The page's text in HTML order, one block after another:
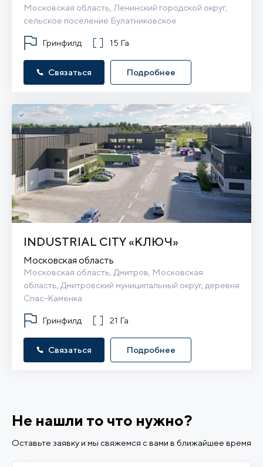
Московская область, Ленинский городской округ,
сельское поселение Булатниковское
Гринфилд 15 Га
Связаться Подробнее
INDUSTRIAL CITY «КЛЮЧ»
Московская область
Московская область, Дмитров, Московская
область, Дмитровский муниципальный округ, деревня
Спас-Каменка
Гринфилд 21 Га
Связаться Подробнее
Не нашли то что нужно?
Оставьте заявку и мы свяжемся с вами в ближайшее время